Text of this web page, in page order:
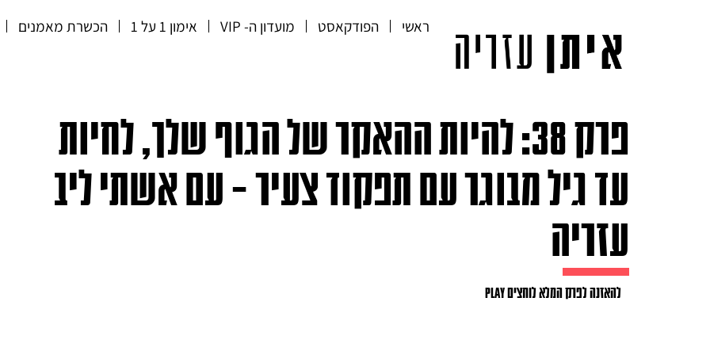
ראשי הפודקאסט מועדון ה- VIP אימון 1 על 1 הכשרת מאמנים
פרק 38: להיות ההאקר של הגוף שלך, לחיות
עד גיל מבוגר עם תפקוד צעיר – עם אשתי ליב
עזריה
להאזנה לפרק המלא לוחצים PLAY